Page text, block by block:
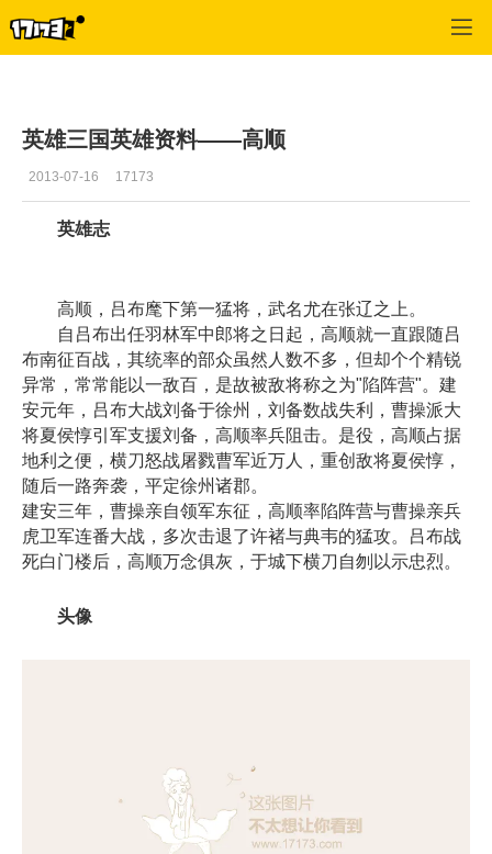
英雄三国英雄资料——高顺
2013-07-16 17173
英雄志
高顺，吕布麾下第一猛将，武名尤在张辽之上。
自吕布出任羽林军中郎将之日起，高顺就一直跟随吕
布南征百战，其统率的部众虽然人数不多，但却个个精锐
异常，常常能以一敌百，是故被敌将称之为"陷阵营"。建
安元年，吕布大战刘备于徐州，刘备数战失利，曹操派大
将夏侯惇引军支援刘备，高顺率兵阻击。是役，高顺占据
地利之便，横刀怒战屠戮曹军近万人，重创敌将夏侯惇，
随后一路奔袭，平定徐州诸郡。
建安三年，曹操亲自领军东征，高顺率陷阵营与曹操亲兵
虎卫军连番大战，多次击退了许褚与典韦的猛攻。吕布战
死白门楼后，高顺万念俱灰，于城下横刀自刎以示忠烈。
头像